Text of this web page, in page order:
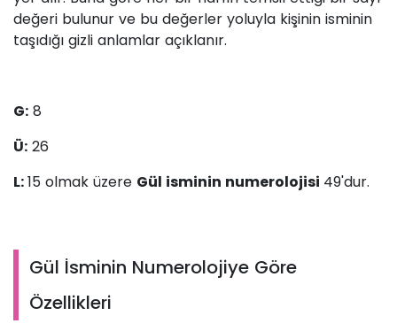
değeri bulunur ve bu değerler yoluyla kişinin isminin
taşıdığı gizli anlamlar açıklanır.
G: 8
Ü: 26
L:15 olmak üzere Gül isminin numerolojisi 49'dur.
Gül İsminin Numerolojiye Göre
Özellikleri